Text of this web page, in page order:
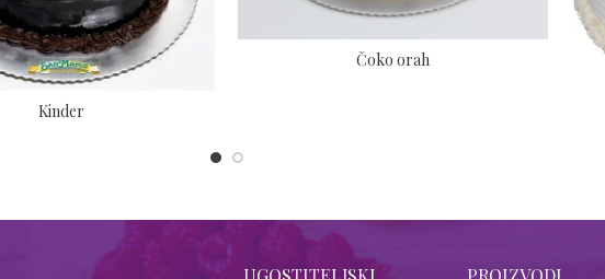
Kinder
Čoko orah